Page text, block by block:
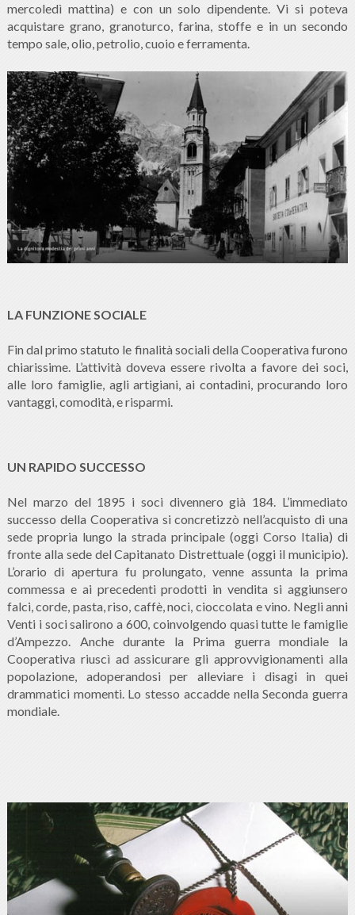
mercoledì mattina) e con un solo dipendente. Vi si poteva
acquistare grano, granoturco, farina, stoffe e in un secondo
tempo sale, olio, petrolio, cuoio e ferramenta.
LA FUNZIONE SOCIALE
Fin dal primo statuto le finalità sociali della Cooperativa furono
chiarissime. L’attività doveva essere rivolta a favore dei soci,
alle loro famiglie, agli artigiani, ai contadini, procurando loro
vantaggi, comodità, e risparmi.
UN RAPIDO SUCCESSO
Nel marzo del 1895 i soci divennero già 184. L’immediato
successo della Cooperativa si concretizzò nell’acquisto di una
sede propria lungo la strada principale (oggi Corso Italia) di
fronte alla sede del Capitanato Distrettuale (oggi il municipio).
L’orario di apertura fu prolungato, venne assunta la prima
commessa e ai precedenti prodotti in vendita si aggiunsero
falci, corde, pasta, riso, caffè, noci, cioccolata e vino. Negli anni
Venti i soci salirono a 600, coinvolgendo quasi tutte le famiglie
d’Ampezzo. Anche durante la Prima guerra mondiale la
Cooperativa riuscì ad assicurare gli approvvigionamenti alla
popolazione, adoperandosi per alleviare i disagi in quei
drammatici momenti. Lo stesso accadde nella Seconda guerra
mondiale.